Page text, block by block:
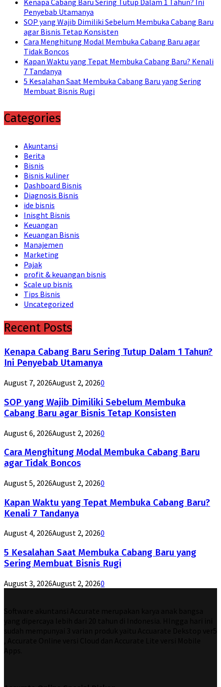
Penyebab Utamanya
SOP yang Wajib Dimiliki Sebelum Membuka Cabang Baru
agar Bisnis Tetap Konsisten
Cara Menghitung Modal Membuka Cabang Baru agar
Tidak Boncos
Kapan Waktu yang Tepat Membuka Cabang Baru? Kenali
7 Tandanya
5 Kesalahan Saat Membuka Cabang Baru yang Sering
Membuat Bisnis Rugi
Categories
Akuntansi
Berita
Bisnis
Bisnis kuliner
Dashboard Bisnis
Diagnosis Bisnis
ide bisnis
Inisght Bisnis
Keuangan
Keuangan Bisnis
Manajemen
Marketing
Pajak
profit & keuangan bisnis
Scale up bisnis
Tips Bisnis
Uncategorized
Recent Posts
Kenapa Cabang Baru Sering Tutup Dalam 1 Tahun?
Ini Penyebab Utamanya
August 7, 2026August 2, 20260
SOP yang Wajib Dimiliki Sebelum Membuka
Cabang Baru agar Bisnis Tetap Konsisten
August 6, 2026August 2, 20260
Cara Menghitung Modal Membuka Cabang Baru
agar Tidak Boncos
August 5, 2026August 2, 20260
Kapan Waktu yang Tepat Membuka Cabang Baru?
Kenali 7 Tandanya
August 4, 2026August 2, 20260
5 Kesalahan Saat Membuka Cabang Baru yang
Sering Membuat Bisnis Rugi
August 3, 2026August 2, 20260